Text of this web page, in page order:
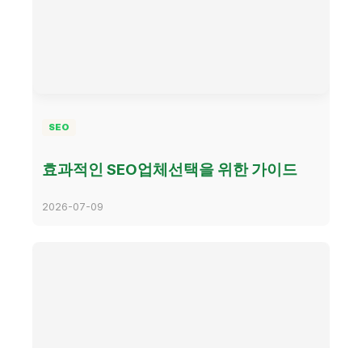
SEO
효과적인 SEO업체선택을 위한 가이드
2026-07-09